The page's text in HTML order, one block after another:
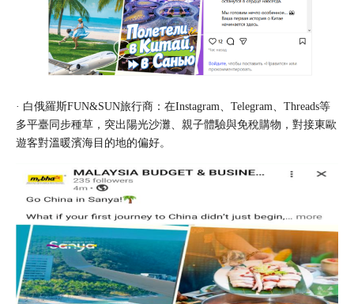
· 白俄羅斯FUN&SUN旅行商：在Instagram、 Telegram、Threads等
多平臺同步種草，突出陽光沙灘、親子體驗與免稅購物，對接東歐
遊客對溫暖濱海目的地的偏好。